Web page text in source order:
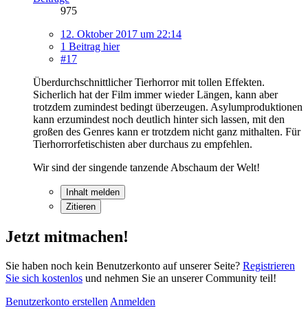
975
12. Oktober 2017 um 22:14
1 Beitrag hier
#17
Überdurchschnittlicher Tierhorror mit tollen Effekten.
Sicherlich hat der Film immer wieder Längen, kann aber
trotzdem zumindest bedingt überzeugen. Asylumproduktionen
kann erzumindest noch deutlich hinter sich lassen, mit den
großen des Genres kann er trotzdem nicht ganz mithalten. Für
Tierhorrorfetischisten aber durchaus zu empfehlen.
Wir sind der singende tanzende Abschaum der Welt!
Inhalt melden
Zitieren
Jetzt mitmachen!
Sie haben noch kein Benutzerkonto auf unserer Seite? Registrieren
Sie sich kostenlos und nehmen Sie an unserer Community teil!
Benutzerkonto erstellen Anmelden